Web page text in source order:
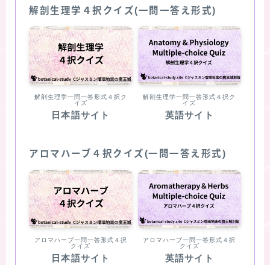
解剖生理学４択クイズ(一問一答え形式)
解剖生理学一問一答形式４択ク
イズ
日本語サイト
解剖生理学一問一答形式４択ク
イズ
英語サイト
アロマハーブ４択クイズ(一問一答え形式)
アロマハーブ一問一答形式４択
クイズ
日本語サイト
アロマハーブ一問一答形式４択
クイズ
英語サイト